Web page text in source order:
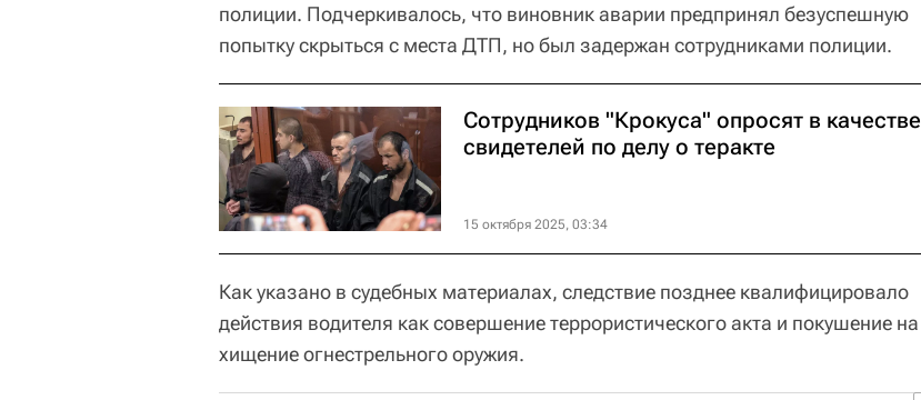
полиции. Подчеркивалось, что виновник аварии предпринял безуспешную
попытку скрыться с места ДТП, но был задержан сотрудниками полиции.
Сотрудников "Крокуса" опросят в качестве
свидетелей по делу о теракте
15 октября 2025, 03:34
Как указано в судебных материалах, следствие позднее квалифицировало
действия водителя как совершение террористического акта и покушение на
хищение огнестрельного оружия.